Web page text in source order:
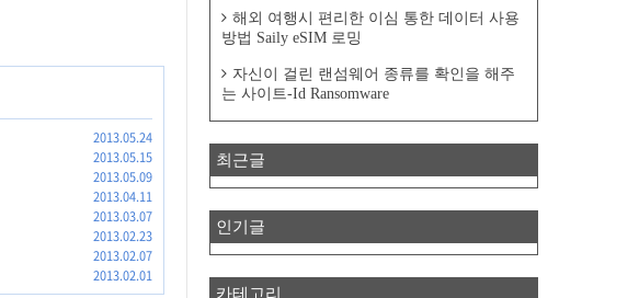
2013.05.24
2013.05.15
2013.05.09
2013.04.11
2013.03.07
2013.02.23
2013.02.07
2013.02.01
해외 여행시 편리한 이심 통한 데이터 사용
방법 Saily eSIM 로밍
자신이 걸린 랜섬웨어 종류를 확인을 해주
는 사이트-Id Ransomware
최근글
인기글
카테고리